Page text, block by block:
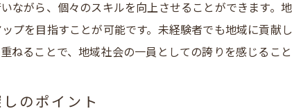
城市での求人選びのポイント
城市でスキルを活かすチャンス
ながら、個々のスキルを向上させることができます。
プを目指すことが可能です。未経験者でも地域に貢献
ねることで、地域社会の一員としての誇りを感じること
のポイント